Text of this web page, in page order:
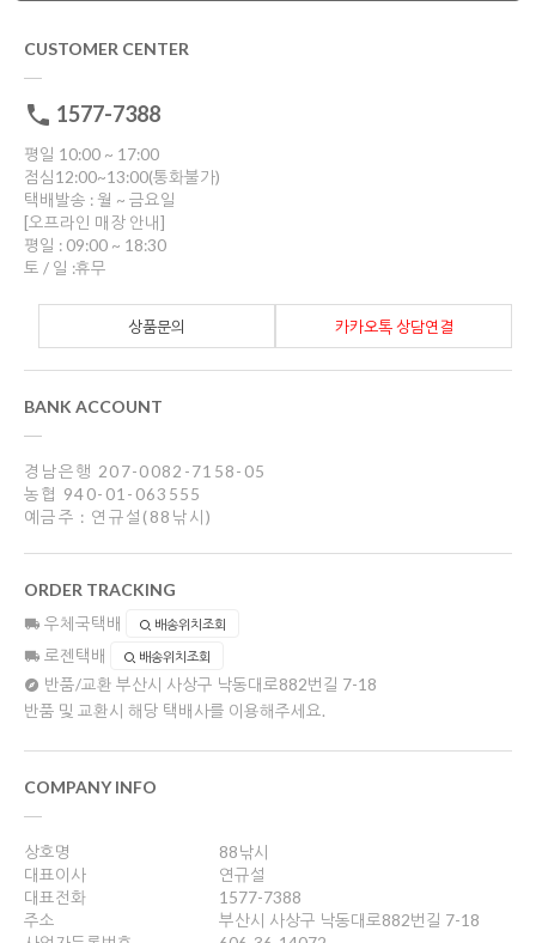
CUSTOMER CENTER
1577-7388
평일 10:00 ~ 17:00
점심12:00~13:00(통화불가)
택배발송 : 월 ~ 금요일
[오프라인 매장 안내]
평일 : 09:00 ~ 18:30
토 / 일 :휴무
카카오톡 상담연결
상품문의
BANK ACCOUNT
경남은행 207-0082-7158-05
농협 940-01-063555
예금주 : 연규설(88낚시)
ORDER TRACKING
우체국택배 배송위치조회
로젠택배 배송위치조회
반품/교환 부산시 사상구 낙동대로882번길 7-18
반품 및 교환시 해당 택배사를 이용해주세요.
COMPANY INFO
상호명
88낚시
대표이사
연규설
대표전화
1577-7388
주소
부산시 사상구 낙동대로882번길 7-18